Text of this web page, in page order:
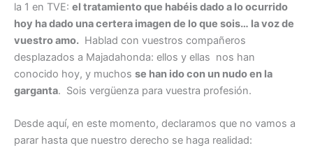
la 1 en TVE: el tratamiento que habéis dado a lo ocurrido
hoy ha dado una certera imagen de lo que sois… la voz de
vuestro amo. Hablad con vuestros compañeros
desplazados a Majadahonda: ellos y ellas nos han
conocido hoy, y muchos se han ido con un nudo en la
garganta. Sois vergüenza para vuestra profesión.
Desde aquí, en este momento, declaramos que no vamos a
parar hasta que nuestro derecho se haga realidad: